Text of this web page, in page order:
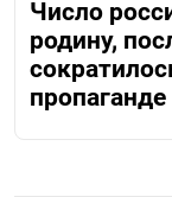
Число
родину,
пропаганде